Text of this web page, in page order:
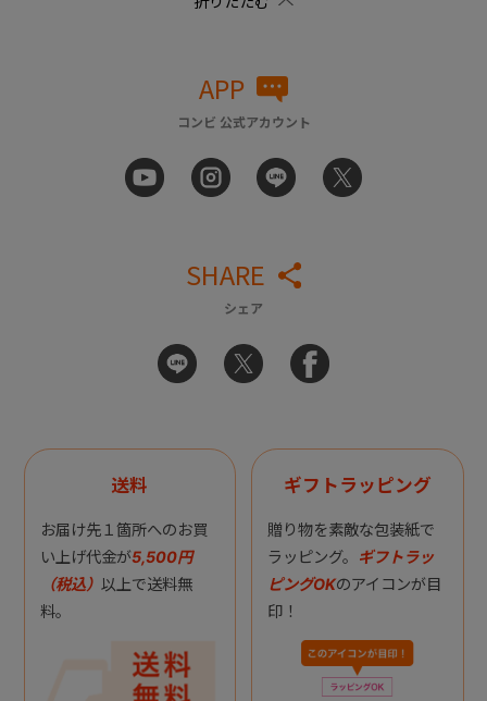
APP
コンビ 公式アカウント
SHARE
シェア
送料
お届け先１箇所へのお買
い上げ代金が5,500円
（税込） 以上で送料無
料。
ギフトラッピング
贈り物を素敵な包装紙で
ラッピング。 ギフトラッ
ピングOKのアイコンが目
印！